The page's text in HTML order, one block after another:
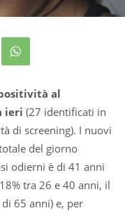
al
ieri (27 identificati in
di screening). I nuovi
del giorno
odierni è di 41 anni
tra 26 e 40 anni, il
65 anni) e, per